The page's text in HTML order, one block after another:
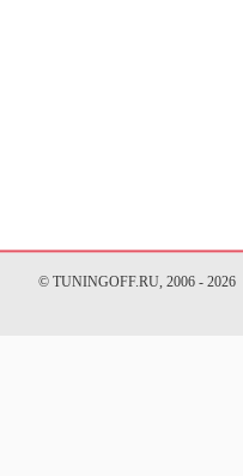
© TUNINGOFF.RU, 2006 - 2026